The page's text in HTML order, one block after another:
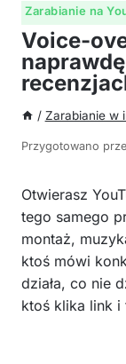
Zarabianie na
Voice-
/ Zarabianie w
Przygotowano
Otwierasz
tego samego
montaż,
ktoś mówi
działa, co nie
ktoś klika link i